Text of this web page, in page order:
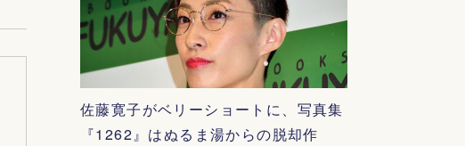
佐藤寛子がベリーショートに、写真集
『1262』はぬるま湯からの脱却作